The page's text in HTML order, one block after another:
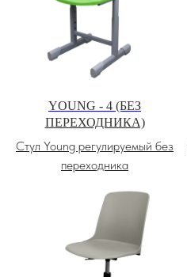
YOUNG - 4 (БЕЗ
ПЕРЕХОДНИКА)
Стул Young регулируемый без
переходника